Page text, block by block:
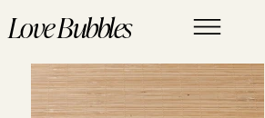
Love Bubbles